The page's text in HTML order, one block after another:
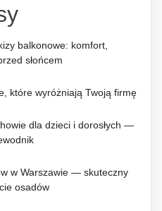
balkonowe: komfort,
słońcem
które wyróżniają Twoją firmę
dla dzieci i dorosłych —
w Warszawie — skuteczny
osadów